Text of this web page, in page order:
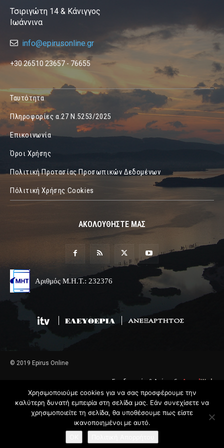
Τσιριγώτη 14 & Κάνιγγος
Ιωάννινα
info@epirusonline.gr
+30 26510 23657 - 76655
Ταυτότητα
Πληροφορίες α.27 Ν.5253/2025
Επικοινωνία
Όροι Χρήσης
Πολιτική Προτασίας Προσωπικών Δεδομένων
Πόλιτική Χρήσης Cookies
ΑΚΟΛΟΥΘΗΣΤΕ ΜΑΣ
Αριθμός Μ.Η.Τ.: 232376
© 2019 Epirus Online
Σχεδιασμός & Ανάπτυξη AngelWeb
Χρησιμοποιούμε cookies για να σας προσφέρουμε την
καλύτερη δυνατή εμπειρία στη σελίδα μας. Εάν συνεχίσετε να
χρησιμοποιείτε τη σελίδα, θα υποθέσουμε πως είστε
ικανοποιημένοι με αυτό.